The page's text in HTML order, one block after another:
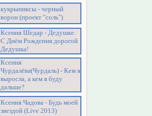
кукрыниксы - черный
ворон (проект "соль")
Ксения Шедар - Дедушке.
С Днём Рождения дорогой
Дедушка!
Ксения
Чурдалёва(Чурдаль) - Кем я
выросла, а кем я буду
дальше?
Ксения Чадова - Будь моей
звездой (Live 2013)